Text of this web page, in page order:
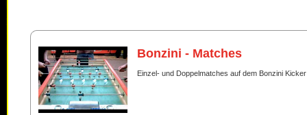
Bonzini - Matches
Einzel- und Doppelmatches auf dem Bonzini Kicker